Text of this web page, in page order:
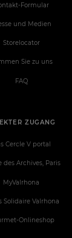
ZUGANG
Cercle V portal
des Archives, Paris
MyValrhona
Solidaire Valrhona
Onlineshop
Formular
und Medien
Storelocator
Sie zu uns
FAQ